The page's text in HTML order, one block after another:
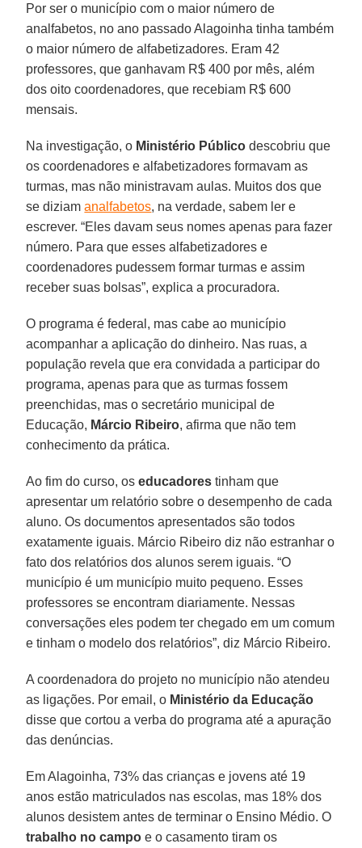
Por ser o município com o maior número de
analfabetos, no ano passado Alagoinha tinha também
o maior número de alfabetizadores. Eram 42
professores, que ganhavam R$ 400 por mês, além
dos oito coordenadores, que recebiam R$ 600
mensais.
Na investigação, o Ministério Público descobriu que
os coordenadores e alfabetizadores formavam as
turmas, mas não ministravam aulas. Muitos dos que
se diziamanalfabetos, na verdade, sabem ler e
escrever. “Eles davam seus nomes apenas para fazer
número. Para que esses alfabetizadores e
coordenadores pudessem formar turmas e assim
receber suas bolsas”, explica a procuradora.
O programa é federal, mas cabe ao município
acompanhar a aplicação do dinheiro. Nas ruas, a
população revela que era convidada a participar do
programa, apenas para que as turmas fossem
preenchidas, mas o secretário municipal de
Educação, Márcio Ribeiro, afirma que não tem
conhecimento da prática.
Ao fim do curso, oseducadores tinham que
apresentar um relatório sobre o desempenho de cada
aluno. Os documentos apresentados são todos
exatamente iguais. Márcio Ribeiro diz não estranhar o
fato dos relatórios dos alunos serem iguais. “O
município é um município muito pequeno. Esses
professores se encontram diariamente. Nessas
conversações eles podem ter chegado em um comum
e tinham o modelo dos relatórios”, diz Márcio Ribeiro.
A coordenadora do projeto no município não atendeu
as ligações. Por email, o Ministério da Educação
disse que cortou a verba do programa até a apuração
das denúncias.
Em Alagoinha, 73% das crianças e jovens até 19
anos estão matriculados nas escolas, mas 18% dos
alunos desistem antes de terminar o Ensino Médio. O
trabalho no campo e o casamento tiram os